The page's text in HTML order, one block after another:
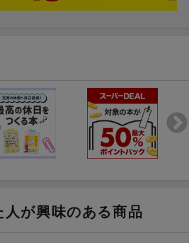
はじまり
病気の兆候
待ったなし
人が興味のある商品